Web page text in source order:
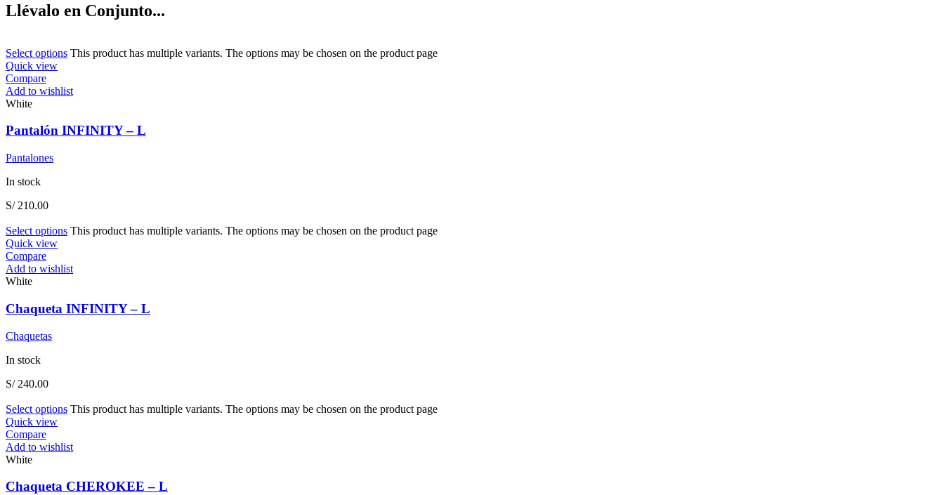
Llévalo en Conjunto...
Select options This product has multiple variants. The options may be chosen on the product page
Quick view
Compare
Add to wishlist
White
Pantalón INFINITY – L
Pantalones
In stock
S/210.00
Select options This product has multiple variants. The options may be chosen on the product page
Quick view
Compare
Add to wishlist
White
Chaqueta INFINITY – L
Chaquetas
In stock
S/240.00
Select options This product has multiple variants. The options may be chosen on the product page
Quick view
Compare
Add to wishlist
White
Chaqueta CHEROKEE – L